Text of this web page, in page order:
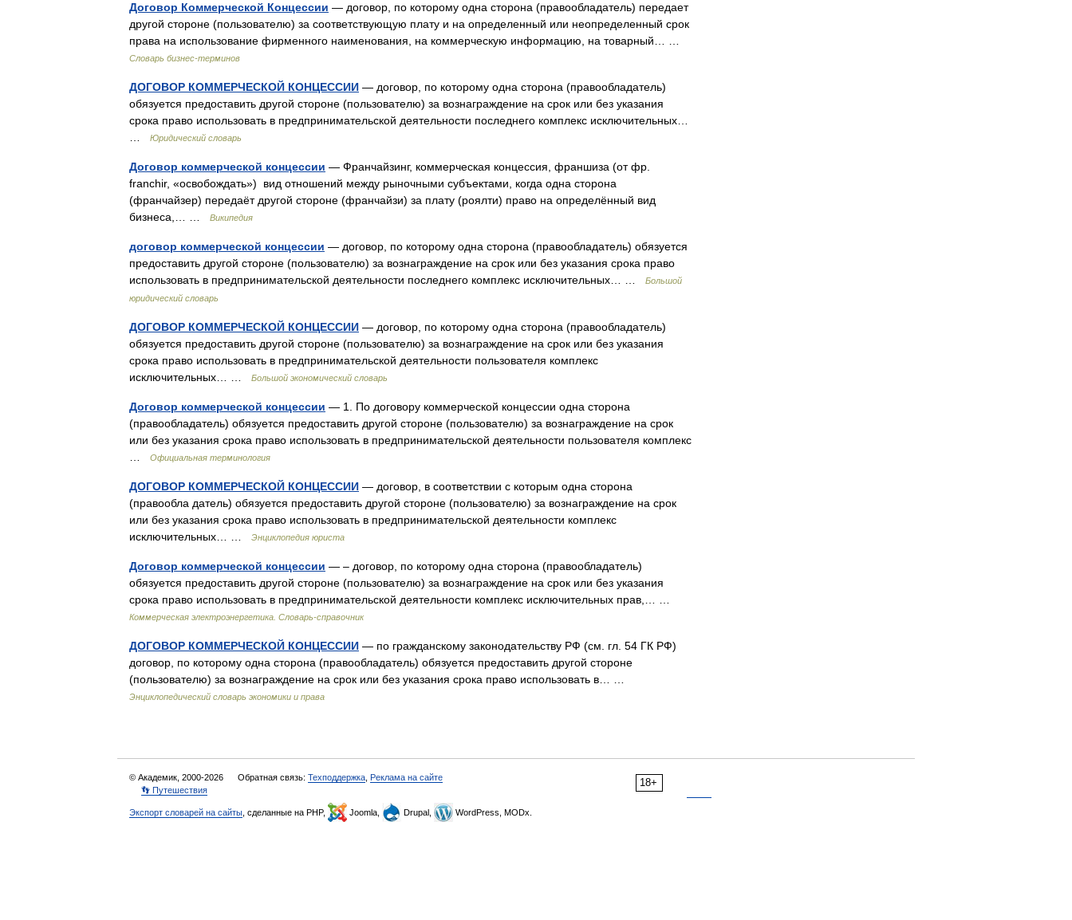
Договор Коммерческой Концессии — договор, по которому одна сторона (правообладатель) передает
другой стороне (пользователю) за соответствующую плату и на определенный или неопределенный срок
права на использование фирменного наименования, на коммерческую информацию, на товарный… …
Словарь бизнес-терминов
ДОГОВОР КОММЕРЧЕСКОЙ КОНЦЕССИИ — договор, по которому одна сторона (правообладатель)
обязуется предоставить другой стороне (пользователю) за вознаграждение на срок или без указания
срока право использовать в предпринимательской деятельности последнего комплекс исключительных…
Юридический словарь
Договор коммерческой концессии — Франчайзинг, коммерческая концессия, франшиза (от фр.
franchir, «освобождать») вид отношений между рыночными субъектами, когда одна сторона
(франчайзер) передаёт другой стороне (франчайзи) за плату (роялти) право на определённый вид
бизнеса,… …
Википедия
договор коммерческой концессии — договор, по которому одна сторона (правообладатель) обязуется
предоставить другой стороне (пользователю) за вознаграждение на срок или без указания срока право
использовать в предпринимательской деятельности последнего комплекс исключительных… …
Большой
юридический словарь
ДОГОВОР КОММЕРЧЕСКОЙ КОНЦЕССИИ — договор, по которому одна сторона (правообладатель)
обязуется предоставить другой стороне (пользователю) за вознаграждение на срок или без указания
срока право использовать в предпринимательской деятельности пользователя комплекс
исключительных… …
Большой экономический словарь
Договор коммерческой концессии — 1. По договору коммерческой концессии одна сторона
(правообладатель) обязуется предоставить другой стороне (пользователю) за вознаграждение на срок
или без указания срока право использовать в предпринимательской деятельности пользователя комплекс
Официальная терминология
ДОГОВОР КОММЕРЧЕСКОЙ КОНЦЕССИИ — договор, в соответствии с которым одна сторона
(правообла датель) обязуется предоставить другой стороне (пользователю) за вознаграждение на срок
или без указания срока право использовать в предпринимательской деятельности комплекс
исключительных… …
Энциклопедия юриста
Договор коммерческой концессии — – договор, по которому одна сторона (правообладатель)
обязуется предоставить другой стороне (пользователю) за вознаграждение на срок или без указания
срока право использовать в предпринимательской деятельности комплекс исключительных прав,… …
Коммерческая электроэнергетика. Словарь-справочник
ДОГОВОР КОММЕРЧЕСКОЙ КОНЦЕССИИ — по гражданскому законодательству РФ (см. гл. 54 ГК РФ)
договор, по которому одна сторона (правообладатель) обязуется предоставить другой стороне
(пользователю) за вознаграждение на срок или без указания срока право использовать в… …
Энциклопедический словарь экономики и права
18+
© Академик, 2000-2026 Обратная связь: Техподдержка Реклама на сайте
👣 Путешествия
Экспорт словарей на сайты , сделанные на PHP, Joomla, Drupal, WordPress, MODx.